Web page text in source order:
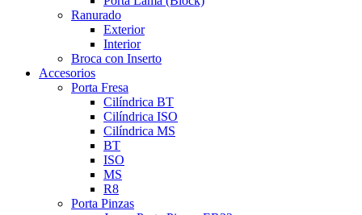
Ranurado
Exterior
Interior
Broca con Inserto
Accesorios
Porta Fresa
Cilíndrica BT
Cilíndrica ISO
Cilíndrica MS
BT
ISO
MS
R8
Porta Pinzas